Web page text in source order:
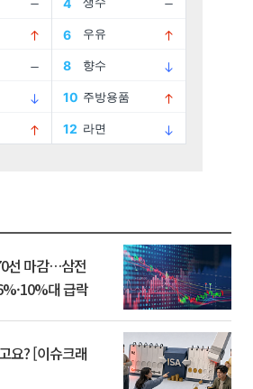
선 마감…삼전
대 급락
요? [이슈크래